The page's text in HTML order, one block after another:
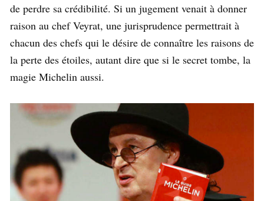
de perdre sa crédibilité. Si un jugement venait à donner
raison au chef Veyrat, une jurisprudence permettrait à
chacun des chefs qui le désire de connaître les raisons de
la perte des étoiles, autant dire que si le secret tombe, la
magie Michelin aussi.